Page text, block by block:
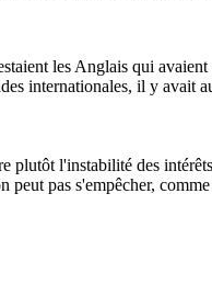
les Anglais qui avaient
internationales, il y avait
plutôt l'instabilité des
peut pas s'empêcher,